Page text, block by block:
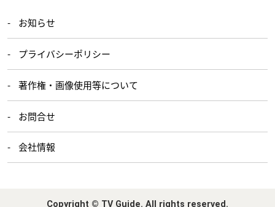
お知らせ
プライバシーポリシー
著作権・画像使用等について
お問合せ
会社情報
Copyright © TV Guide. All rights reserved.